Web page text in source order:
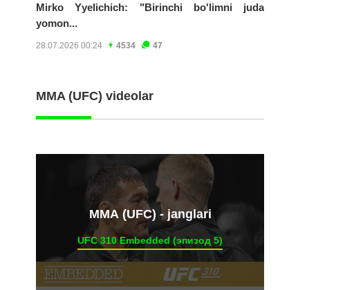
Mirko Yyelichich: "Birinchi bo'limni juda
yomon...
28.07.2026 00:24 4534 47
MMA (UFC) videolar
ММА (UFC) - janglari
UFC 310 Embedded (эпизод 5)